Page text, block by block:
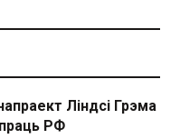
Ліндсі Грэма
РФ